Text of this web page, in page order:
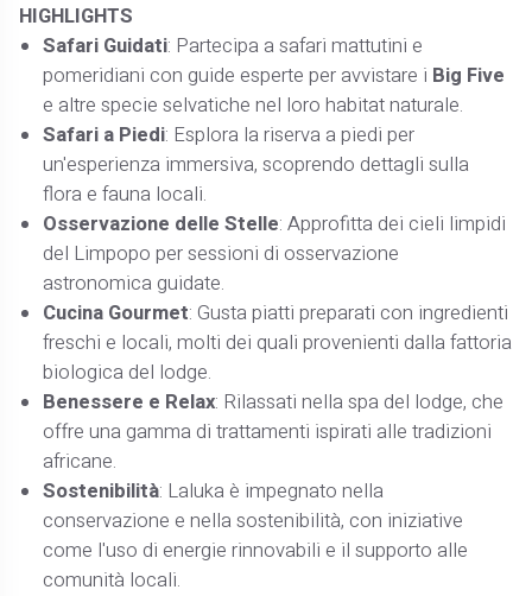
HIGHLIGHTS
Safari Guidati: Partecipa a safari mattutini e
pomeridiani con guide esperte per avvistare i Big Five
e altre specie selvatiche nel loro habitat naturale. ​
Safari a Piedi: Esplora la riserva a piedi per
un'esperienza immersiva, scoprendo dettagli sulla
flora e fauna locali. ​
Osservazione delle Stelle: Approfitta dei cieli limpidi
del Limpopo per sessioni di osservazione
astronomica guidate.​
Cucina Gourmet: Gusta piatti preparati con ingredienti
freschi e locali, molti dei quali provenienti dalla fattoria
biologica del lodge. ​
Benessere e Relax: Rilassati nella spa del lodge, che
offre una gamma di trattamenti ispirati alle tradizioni
africane.​
Sostenibilità: Laluka è impegnato nella
conservazione e nella sostenibilità, con iniziative
come l'uso di energie rinnovabili e il supporto alle
comunità locali.